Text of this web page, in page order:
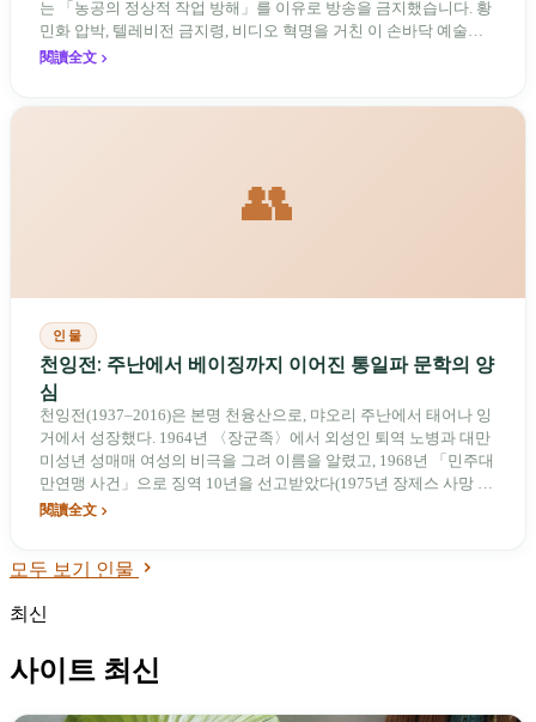
는 「농공의 정상적 작업 방해」를 이유로 방송을 금지했습니다. 황
민화 압박, 텔레비전 금지령, 비디오 혁명을 거친 이 손바닥 예술은
결국 《동리검유기》로 글로벌 애니메이션 시장의 문을 두드렸습니
閱讀全文
👥
인물
천잉전: 주난에서 베이징까지 이어진 통일파 문학의 양
심
천잉전(1937–2016)은 본명 천융산으로, 먀오리 주난에서 태어나 잉
거에서 성장했다. 1964년 〈장군족〉에서 외성인 퇴역 노병과 대만
미성년 성매매 여성의 비극을 그려 이름을 알렸고, 1968년 「민주대
만연맹 사건」으로 징역 10년을 선고받았다(1975년 장제스 사망 특
사로 조기 출옥). 1985년 《인간》 잡지를 창간해 대만 르포르타주
징에서 병사했다. 그는 대만 전후 문학에서 가장 논쟁적인 통일파 작
이론가였다.
閱讀全文
모두 보기 인물
최신
사이트 최신